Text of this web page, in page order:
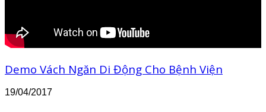
Demo Vách Ngăn Di Động Cho Bệnh Viện
19/04/2017